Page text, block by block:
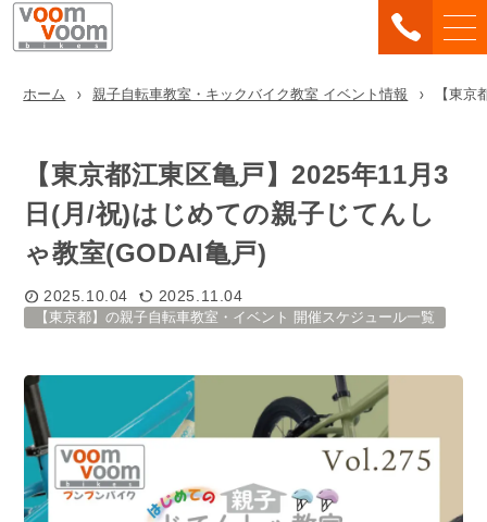
ホーム 親子自転車教室・キックバイク教室 イベント情報 【東
【東京都江東区亀戸】2025年11月3
日(月/祝)はじめての親子じてんし
ゃ教室(GODAI亀戸)
2025.10.04 2025.11.04
【東京都】の親子自転車教室・イベント 開催スケジュール一覧